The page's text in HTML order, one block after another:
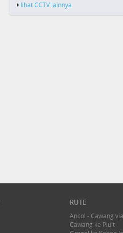
lihat CCTV lainnya
RUTE
Ancol - Cawang
Cawang ke Pluit